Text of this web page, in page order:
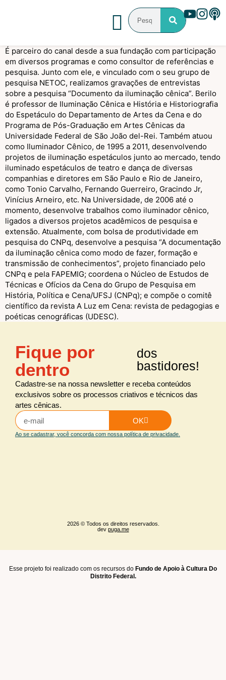
É parceiro do canal desde a sua fundação com participação
em diversos programas e como consultor de referências e
pesquisa. Junto com ele, e vinculado com o seu grupo de
pesquisa NETOC, realizamos gravações de entrevistas
sobre a pesquisa “Documento da iluminação cênica”. Berilo
é professor de Iluminação Cênica e História e Historiografia
do Espetáculo do Departamento de Artes da Cena e do
Programa de Pós-Graduação em Artes Cênicas da
Universidade Federal de São João del-Rei. Também atuou
como Iluminador Cênico, de 1995 a 2011, desenvolvendo
projetos de iluminação espetáculos junto ao mercado, tendo
iluminado espetáculos de teatro e dança de diversas
companhias e diretores em São Paulo e Rio de Janeiro,
como Tonio Carvalho, Fernando Guerreiro, Gracindo Jr,
Vinícius Arneiro, etc. Na Universidade, de 2006 até o
momento, desenvolve trabalhos como iluminador cênico,
ligados a diversos projetos acadêmicos de pesquisa e
extensão. Atualmente, com bolsa de produtividade em
pesquisa do CNPq, desenvolve a pesquisa “A documentação
da iluminação cênica como modo de fazer, formação e
transmissão de conhecimentos”, projeto financiado pelo
CNPq e pela FAPEMIG; coordena o Núcleo de Estudos de
Técnicas e Ofícios da Cena do Grupo de Pesquisa em
História, Política e Cena/UFSJ (CNPq); e compõe o comitê
científico da revista A Luz em Cena: revista de pedagogias e
poéticas cenográficas (UDESC).
2026 © Todos os direitos reservados.
dev puga.me
dos
bastidores!
Fique por
dentro
Cadastre-se na nossa newsletter e receba conteúdos
exclusivos sobre os processos criativos e técnicos das
artes cênicas.
OK
Ao se cadastrar, você concorda com nossa política de privacidade.
Esse projeto foi realizado com os recursos do Fundo de Apoio à Cultura Do
Distrito Federal.